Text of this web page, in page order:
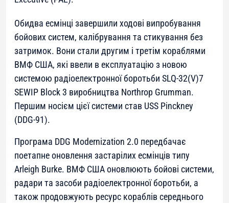
Обидва есмінці завершили ходові випробування
бойових систем, калібрування та стикування без
затримок. Вони стали другим і третім кораблями
ВМФ США, які ввели в експлуатацію з новою
системою радіоелектронної боротьби SLQ-32(V)7
SEWIP Block 3 виробництва Northrop Grumman.
Першим носієм цієї системи став USS Pinckney
(DDG-91).
Програма DDG Modernization 2.0 передбачає
поетапне оновлення застарілих есмінців типу
Arleigh Burke. ВМФ США оновлюють бойові системи,
радари та засоби радіоелектронної боротьби, а
також продовжують ресурс кораблів середнього